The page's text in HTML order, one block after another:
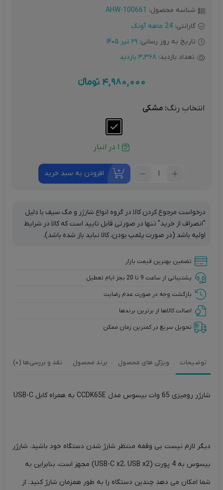
شناسه محصول: AHW-100661
گارانتی: 24 ماهه آونگ
تاریخ به روز رسانی: 29 تیر 1405
تعداد بازدید: 3,368 بازدید
4,980,000 تومانءء
انتخاب رنگ: مشکی
1 در انبار
تعداد:
وات
بیسوس
مدل
به
همراه
C
افزودن به سبد خرید
درخواست مرجوع کردن کالا در گروه انواع شارژر و مگ سیف با دلیل
"انصراف از خرید" تنها در صورتی قابل تایید است که کالا در شرایط
اولیه باشد (در صورت پلمپ بودن، کالا نباید باز شده باشد).
تضمین بهترین قیمت بازار
پشتیبانی از ساعت 9 تا 20 بجز ایام تعطیل
بازگشت وجه در صورت عدم رضایت
اصالت کالاها از برترین برندها
تحویل سریع در کمترین زمان ممکن
توضیحات ویژگی های محصول برند محصول نقد و بررسی‌ها (0)
شارژر رومیزی 65 وات بیسوس مدل CCDK65E به همراه کابل USB-C
دیگر لازم نیست بی وقفه منتظر شارژ شدن دستگاه خود باشید. شارژر
بیسوس به 4 پورت (USB-C x2، USB x2) مجهز است، بنابراین به
شما امکان می دهد چندین دستگاه را به طور همزمان شارژ کنید. از